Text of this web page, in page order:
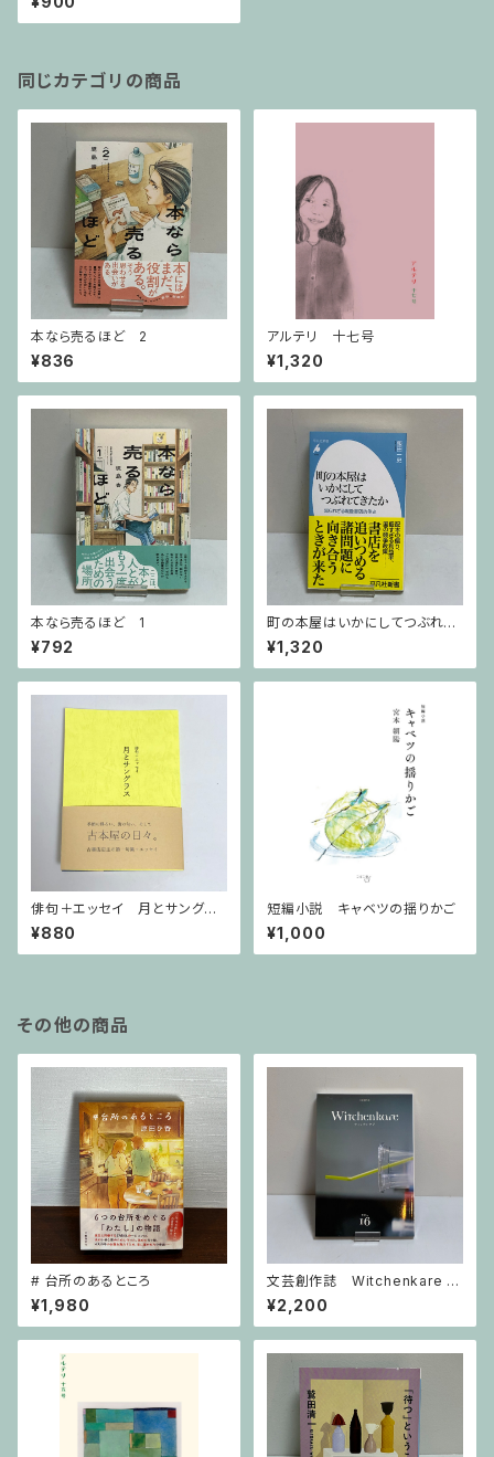
同じカテゴリの商品
本なら売るほど 2
¥836
アルテリ 十七号
¥1,320
本なら売るほど 1
¥792
町の本屋はいかにしてつぶれて
きたか 知られざる戦後書店抗
争史
¥1,320
俳句＋エッセイ 月とサングラ
ス
¥880
短編小説 キャベツの揺りかご
¥1,000
その他の商品
# 台所のあるところ
¥1,980
文芸創作誌 Witchenkare ウ
ィッチンケア vol.16号
¥2,200